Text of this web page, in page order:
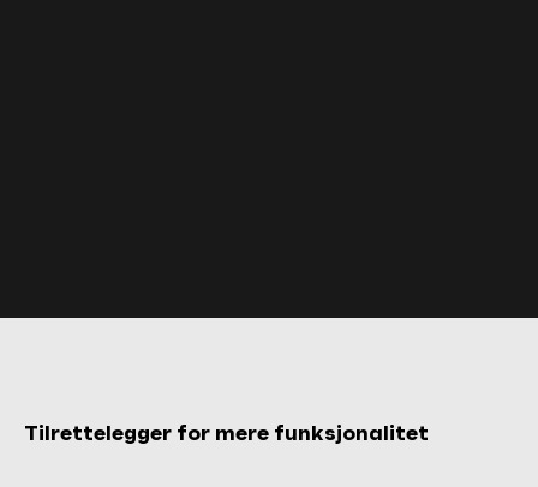
Tilrettelegger for mere funksjonalitet